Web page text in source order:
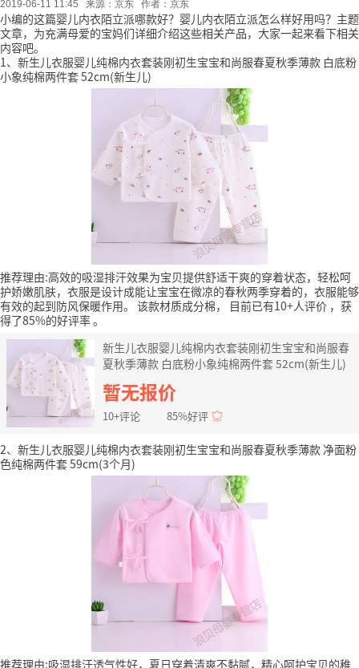
2019-06-11 11:45 来源：京东 作者：京东
小编的这篇婴儿内衣陌立派哪款好？婴儿内衣陌立派怎么样好用吗？主题
文章，为充满母爱的宝妈们详细介绍这些相关产品，大家一起来看下相关
内容吧。
1、新生儿衣服婴儿纯棉内衣套装刚初生宝宝和尚服春夏秋季薄款 白底粉
小象纯棉两件套 52cm(新生儿)
推荐理由:高效的吸湿排汗效果为宝贝提供舒适干爽的穿着状态，轻松呵
护娇嫩肌肤，衣服是设计成能让宝宝在微凉的春秋两季穿着的，衣服能够
有效的起到防风保暖作用。 该款材质成分棉， 目前已有10+人评价 ，获
得了85%的好评率。
新生儿衣服婴儿纯棉内衣套装刚初生宝宝和尚服春
夏秋季薄款 白底粉小象纯棉两件套 52cm(新生儿)
暂无报价
10+评论 85%好评
2、新生儿衣服婴儿纯棉内衣套装刚初生宝宝和尚服春夏秋季薄款 净面粉
色纯棉两件套 59cm(3个月)
推荐理由:吸湿排汗透气性好，夏日穿着清爽不黏腻，精心呵护宝贝的稚